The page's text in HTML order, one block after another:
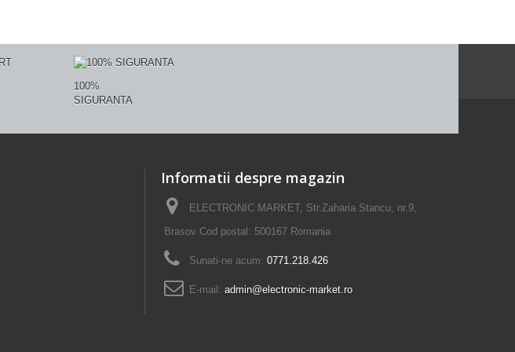
100%
SIGURANTA
Informatii despre magazin
ELECTRONIC MARKET, Str.Zaharia Stancu, nr.9,
Brasov Cod postal: 500167 Romania
Sunati-ne acum: 0771.218.426
E-mail: admin@electronic-market.ro